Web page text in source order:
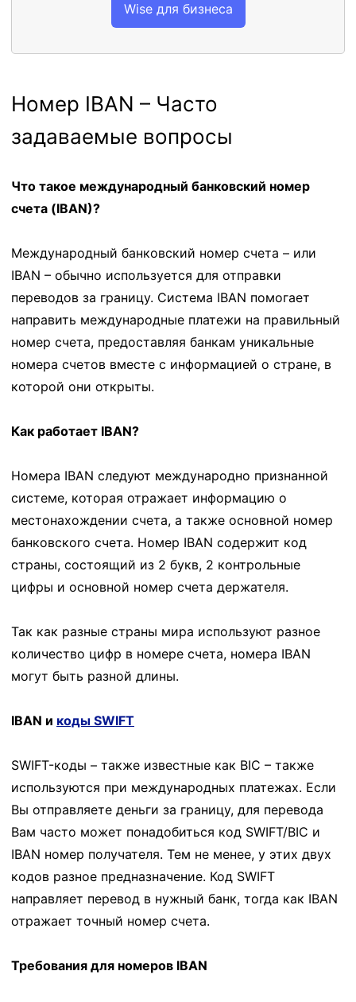
Wise для бизнеса
Номер IBAN – Часто
задаваемые вопросы
Что такое международный банковский номер
счета (IBAN)?
Международный банковский номер счета – или
IBAN – обычно используется для отправки
переводов за границу. Система IBAN помогает
направить международные платежи на правильный
номер счета, предоставляя банкам уникальные
номера счетов вместе с информацией о стране, в
которой они открыты.
Как работает IBAN?
Номера IBAN следуют международно признанной
системе, которая отражает информацию о
местонахождении счета, а также основной номер
банковского счета. Номер IBAN содержит код
страны, состоящий из 2 букв, 2 контрольные
цифры и основной номер счета держателя.
Так как разные страны мира используют разное
количество цифр в номере счета, номера IBAN
могут быть разной длины.
IBAN и коды SWIFT
SWIFT-коды – также известные как BIC – также
используются при международных платежах. Если
Вы отправляете деньги за границу, для перевода
Вам часто может понадобиться код SWIFT/BIC и
IBAN номер получателя. Тем не менее, у этих двух
кодов разное предназначение. Код SWIFT
направляет перевод в нужный банк, тогда как IBAN
отражает точный номер счета.
Требования для номеров IBAN